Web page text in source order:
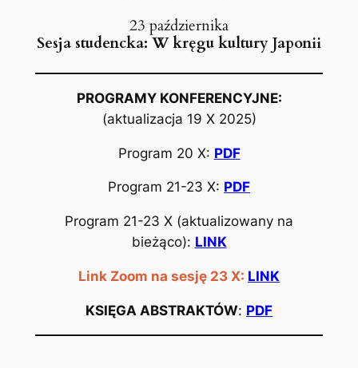
23 października
Sesja studencka: W kręgu kultury Japonii
PROGRAMY KONFERENCYJNE:
(aktualizacja 19 X 2025)
Program 20 X: PDF
Program 21-23 X: PDF
Program 21-23 X (aktualizowany na
bieżąco): LINK
Link Zoom na sesję 23 X: LINK
KSIĘGA ABSTRAKTÓW: PDF